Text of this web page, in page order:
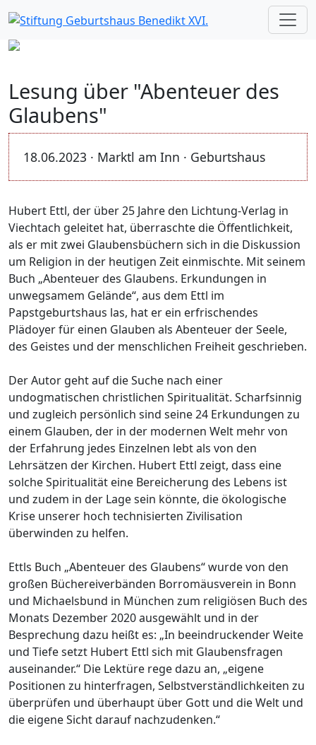
Lesung über "Abenteuer des
Glaubens"
18.06.2023 · Marktl am Inn · Geburtshaus
Hubert Ettl, der über 25 Jahre den Lichtung-Verlag in
Viechtach geleitet hat, überraschte die Öffentlichkeit,
als er mit zwei Glaubensbüchern sich in die Diskussion
um Religion in der heutigen Zeit einmischte. Mit seinem
Buch „Abenteuer des Glaubens. Erkundungen in
unwegsamem Gelände“, aus dem Ettl im
Papstgeburtshaus las, hat er ein erfrischendes
Plädoyer für einen Glauben als Abenteuer der Seele,
des Geistes und der menschlichen Freiheit geschrieben.
Der Autor geht auf die Suche nach einer
undogmatischen christlichen Spiritualität. Scharfsinnig
und zugleich persönlich sind seine 24 Erkundungen zu
einem Glauben, der in der modernen Welt mehr von
der Erfahrung jedes Einzelnen lebt als von den
Lehrsätzen der Kirchen. Hubert Ettl zeigt, dass eine
solche Spiritualität eine Bereicherung des Lebens ist
und zudem in der Lage sein könnte, die ökologische
Krise unserer hoch technisierten Zivilisation
überwinden zu helfen.
Ettls Buch „Abenteuer des Glaubens“ wurde von den
großen Büchereiverbänden Borromäusverein in Bonn
und Michaelsbund in München zum religiösen Buch des
Monats Dezember 2020 ausgewählt und in der
Besprechung dazu heißt es: „In beeindruckender Weite
und Tiefe setzt Hubert Ettl sich mit Glaubensfragen
auseinander.“ Die Lektüre rege dazu an, „eigene
Positionen zu hinterfragen, Selbstverständlichkeiten zu
überprüfen und überhaupt über Gott und die Welt und
die eigene Sicht darauf nachzudenken.“